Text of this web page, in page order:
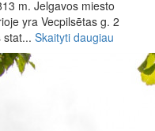
m. Jelgavos miesto
yra Vecpilsētas g. 2
stat... Skaityti daugiau